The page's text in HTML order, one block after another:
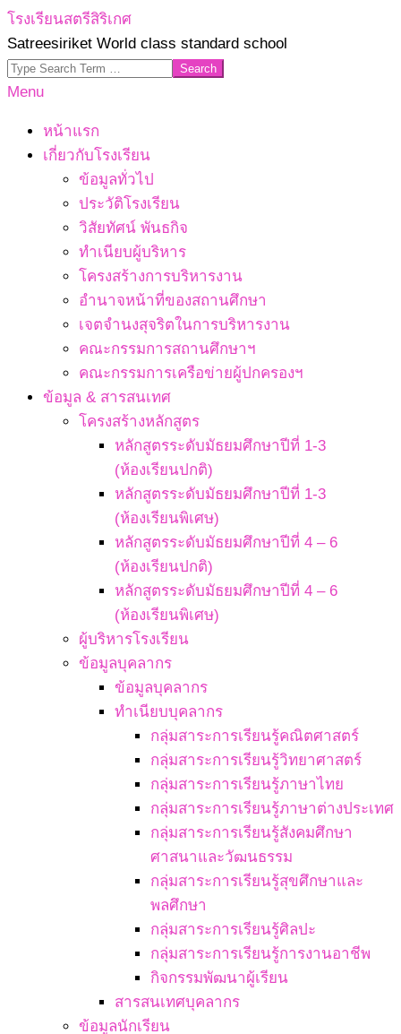
Skip
to
content
โรงเรียนสตรีสิริเกศ
Satreesiriket World class standard school
Search
Primary
Menu
Menu
หน้าแรก
เกี่ยวกับโรงเรียน
ข้อมูลทั่วไป
ประวัติโรงเรียน
วิสัยทัศน์ พันธกิจ
ทำเนียบผู้บริหาร
โครงสร้างการบริหารงาน
อำนาจหน้าที่ของสถานศึกษา
เจตจํานงสุจริตในการบริหารงาน
คณะกรรมการสถานศึกษาฯ
คณะกรรมการเครือข่ายผู้ปกครองฯ
ข้อมูล & สารสนเทศ
โครงสร้างหลักสูตร
หลักสูตรระดับมัธยมศึกษาปีที่ 1-3
(ห้องเรียนปกติ)
หลักสูตรระดับมัธยมศึกษาปีที่ 1-3
(ห้องเรียนพิเศษ)
หลักสูตรระดับมัธยมศึกษาปีที่ 4 – 6
(ห้องเรียนปกติ)
หลักสูตรระดับมัธยมศึกษาปีที่ 4 – 6
(ห้องเรียนพิเศษ)
ผู้บริหารโรงเรียน
ข้อมูลบุคลากร
ข้อมูลบุคลากร
ทำเนียบบุคลากร
กลุ่มสาระการเรียนรู้คณิตศาสตร์
กลุ่มสาระการเรียนรู้วิทยาศาสตร์
กลุ่มสาระการเรียนรู้ภาษาไทย
กลุ่มสาระการเรียนรู้ภาษาต่างประเทศ
กลุ่มสาระการเรียนรู้สังคมศึกษา
ศาสนาและวัฒนธรรม
กลุ่มสาระการเรียนรู้สุขศึกษาและ
พลศึกษา
กลุ่มสาระการเรียนรู้ศิลปะ
กลุ่มสาระการเรียนรู้การงานอาชีพ
กิจกรรมพัฒนาผู้เรียน
สารสนเทศบุคลากร
ข้อมูลนักเรียน